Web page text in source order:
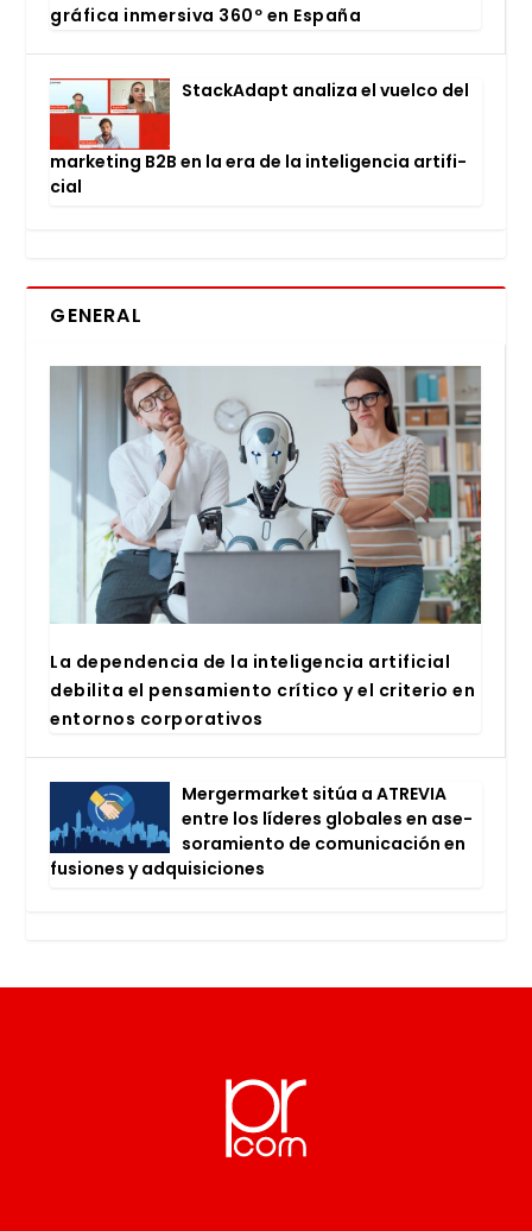
grá­fi­ca inmer­si­va 360º en Espa­ña
Stac­kA­dapt ana­li­za el vuel­co del
mar­ke­ting B2B en la era de la inte­li­gen­cia arti­fi­
cial
GENERAL
La depen­den­cia de la inte­li­gen­cia arti­fi­cial
debi­li­ta el pen­sa­mien­to crí­ti­co y el cri­te­rio en
entor­nos cor­po­ra­ti­vos
Mer­ger­mar­ket sitúa a ATRE­VIA
entre los líde­res glo­ba­les en ase­
so­ra­mien­to de comu­ni­ca­ción en
fusio­nes y adqui­si­cio­nes